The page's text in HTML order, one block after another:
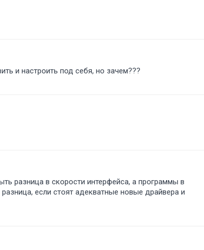
и настроить под себя, но зачем
разница в скорости интерфейса, а программы в
если стоят адекватные новые драйвера и